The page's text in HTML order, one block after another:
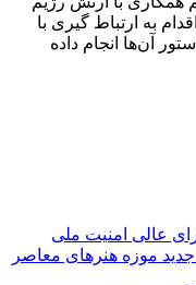
به ارتباط گیری با
‌آن‌ها انجام داده
عالی امنیت ملی
موزه هنرهای معاصر